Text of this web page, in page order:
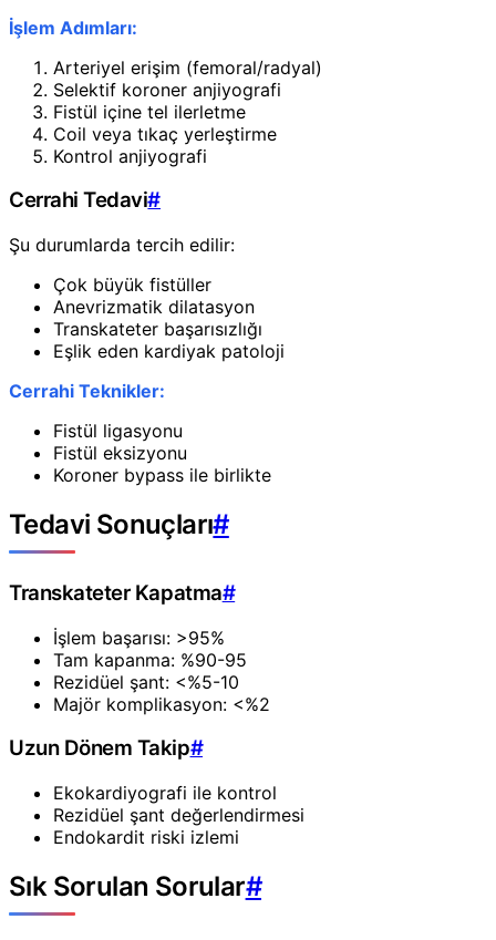
İşlem Adımları:
Arteriyel erişim (femoral/radyal)
Selektif koroner anjiyografi
Fistül içine tel ilerletme
Coil veya tıkaç yerleştirme
Kontrol anjiyografi
Cerrahi Tedavi#
Şu durumlarda tercih edilir:
Çok büyük fistüller
Anevrizmatik dilatasyon
Transkateter başarısızlığı
Eşlik eden kardiyak patoloji
Cerrahi Teknikler:
Fistül ligasyonu
Fistül eksizyonu
Koroner bypass ile birlikte
Tedavi Sonuçları#
Transkateter Kapatma#
İşlem başarısı: >95%
Tam kapanma: %90-95
Rezidüel şant: <%5-10
Majör komplikasyon: <%2
Uzun Dönem Takip#
Ekokardiyografi ile kontrol
Rezidüel şant değerlendirmesi
Endokardit riski izlemi
Sık Sorulan Sorular#